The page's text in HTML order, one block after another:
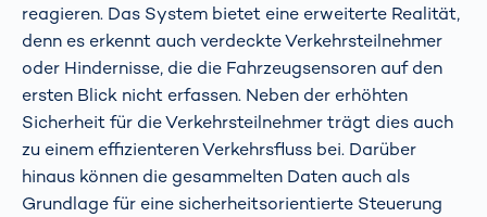
reagieren. Das System bietet eine erweiterte Realität,
denn es erkennt auch verdeckte Verkehrsteilnehmer
oder Hindernisse, die die Fahrzeugsensoren auf den
ersten Blick nicht erfassen. Neben der erhöhten
Sicherheit für die Verkehrsteilnehmer trägt dies auch
zu einem effizienteren Verkehrsfluss bei. Darüber
hinaus können die gesammelten Daten auch als
Grundlage für eine sicherheitsorientierte Steuerung